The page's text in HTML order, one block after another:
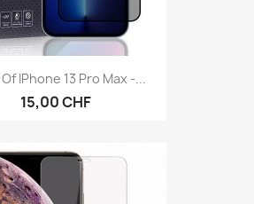
IPhone 13 Pro Max -...
15,00 CHF